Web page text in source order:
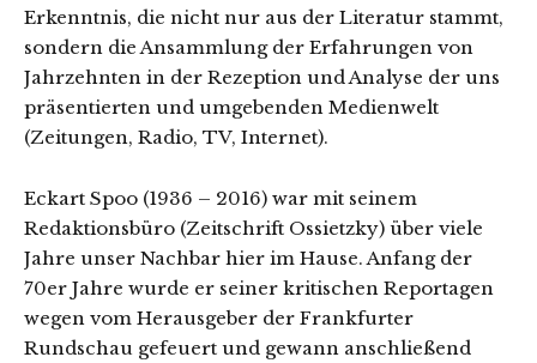
Erkenntnis, die nicht nur aus der Literatur stammt,
sondern die Ansammlung der Erfahrungen von
Jahrzehnten in der Rezeption und Analyse der uns
präsentierten und umgebenden Medienwelt
(Zeitungen, Radio, TV, Internet).
Eckart Spoo (1936 – 2016) war mit seinem
Redaktionsbüro (Zeitschrift Ossietzky) über viele
Jahre unser Nachbar hier im Hause. Anfang der
70er Jahre wurde er seiner kritischen Reportagen
wegen vom Herausgeber der Frankfurter
Rundschau gefeuert und gewann anschließend